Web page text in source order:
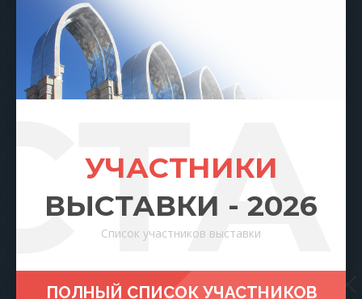
УЧАСТНИКИ
ВЫСТАВКИ - 2026
Список участников выставки
ПОЛНЫЙ СПИСОК УЧАСТНИКОВ